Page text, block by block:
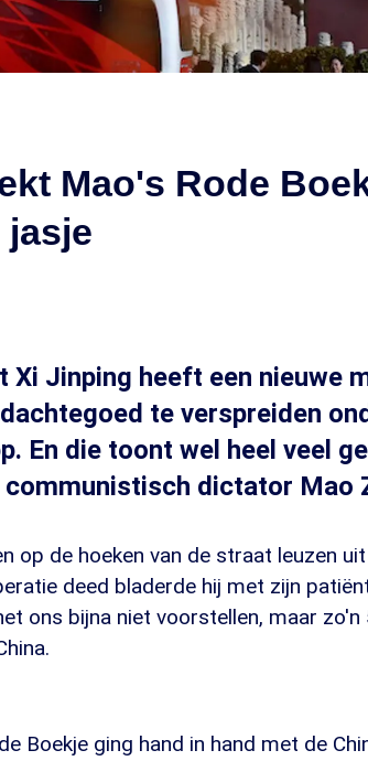
Mao's Rode
jasje
Xi Jinping heeft een nieuwe
te verspreiden
En die toont wel heel veel
communistisch dictator Mao
op de hoeken van de straat leuzen
deed bladerde hij met zijn
ons bijna niet voorstellen, maar
Boekje ging hand in hand met de